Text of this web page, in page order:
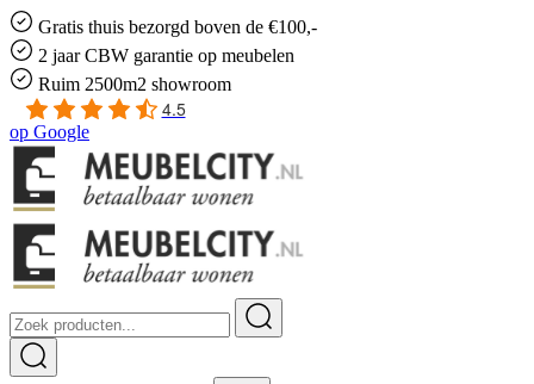
Gratis thuis bezorgd boven de €100,-
2 jaar CBW garantie op meubelen
Ruim 2500m2 showroom
4.5
op Google